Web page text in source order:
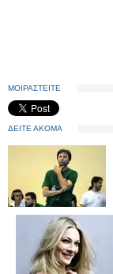
ΜΟΙΡΑΣΤΕΙΤΕ
ΔΕΙΤΕ ΑΚΟΜΑ